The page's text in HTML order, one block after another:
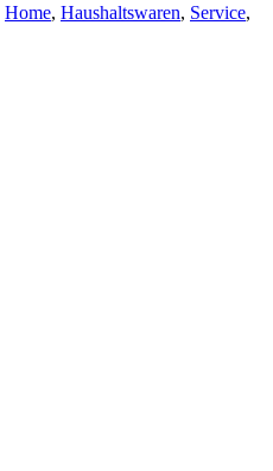
Home, Haushaltswaren, Service,